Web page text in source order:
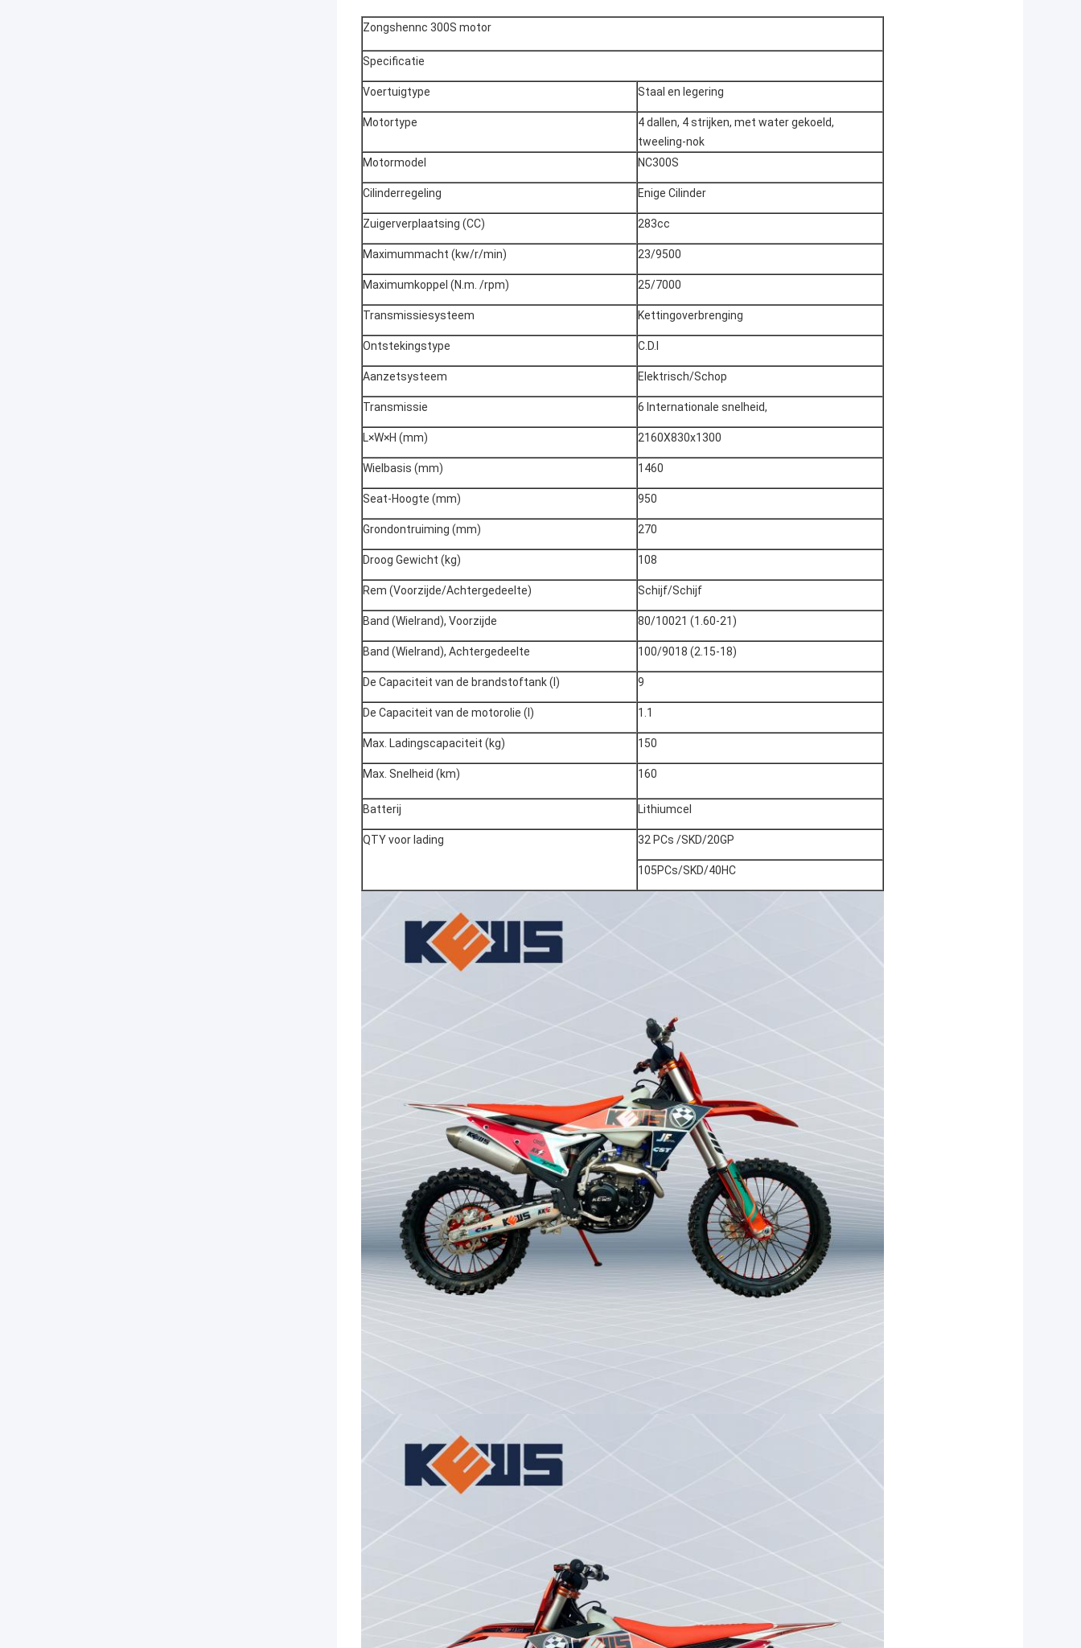
Zongshennc 300S motor
Specificatie
Voertuigtype Staal en legering
Motortype
4 dallen, 4 strijken, met water gekoeld,
tweeling-nok
Motormodel
NC300S
Cilinderregeling Enige Cilinder
Zuigerverplaatsing (CC) 283cc
Maximummacht (kw/r/min) 23/9500
Maximumkoppel (N.m. /rpm) 25/7000
Transmissiesysteem Kettingoverbrenging
Ontstekingstype C.D.I
Aanzetsysteem Elektrisch/Schop
Transmissie 6 Internationale snelheid,
L×W×H (mm) 2160X830x1300
Wielbasis (mm) 1460
Seat-Hoogte (mm) 950
Grondontruiming (mm) 270
Droog Gewicht (kg) 108
Rem (Voorzijde/Achtergedeelte) Schijf/Schijf
Band (Wielrand), Voorzijde 80/10021 (1.60-21)
Band (Wielrand), Achtergedeelte 100/9018 (2.15-18)
De Capaciteit van de brandstoftank (l) 9
De Capaciteit van de motorolie (l) 1.1
Max. Ladingscapaciteit (kg) 150
Max. Snelheid (km) 160
Batterij Lithiumcel
QTY voor lading 32 PCs /SKD/20GP
105PCs/SKD/40HC